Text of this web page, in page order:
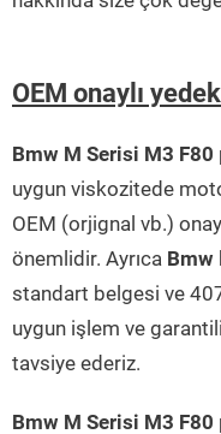
OEM onaylı
Bmw M Serisi M3 F80
uygun viskozitede
OEM (orjignal vb.)
önemlidir. Ayrıca Bmw
standart belgesi ve
uygun işlem ve
tavsiye ederiz.
Bmw M Serisi M3 F80